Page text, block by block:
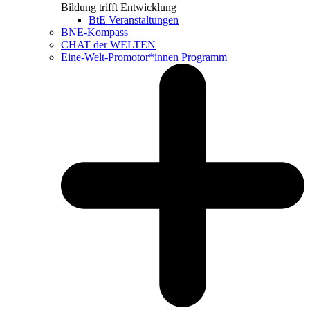
Bildung trifft Entwicklung
BtE Veranstaltungen
BNE-Kompass
CHAT der WELTEN
Eine-Welt-Promotor*innen Programm